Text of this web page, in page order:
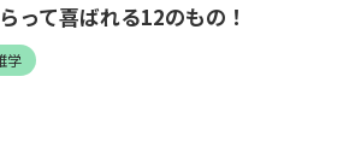
って喜ばれる12のもの！
学